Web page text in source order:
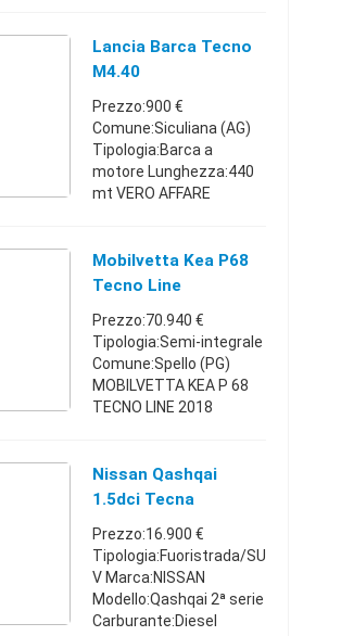
Cambio:Manuale Anno
immatricolazione:2010
Lancia Barca Tecno
M4.40
Prezzo:900 €
Comune:Siculiana (AG)
Tipologia:Barca a
motore Lunghezza:440
mt VERO AFFARE
antivegetativa passata
completamente lucidata
Mobilvetta Kea P68
Tecno Line
Prezzo:70.940 €
Tipologia:Semi-integrale
Comune:Spello (PG)
MOBILVETTA KEA P 68
TECNO LINE 2018
CONDIZIONATORE, DRL
LED, SAFETY
CALANDRA NERO
LUCIDO, SKI ...
Nissan Qashqai
1.5dci Tecna
Prezzo:16.900 €
Tipologia:Fuoristrada/SU
V Marca:NISSAN
Modello:Qashqai 2ª serie
Carburante:Diesel